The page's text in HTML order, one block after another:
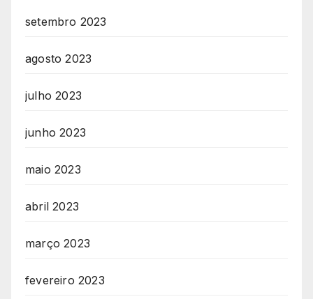
setembro 2023
agosto 2023
julho 2023
junho 2023
maio 2023
abril 2023
março 2023
fevereiro 2023